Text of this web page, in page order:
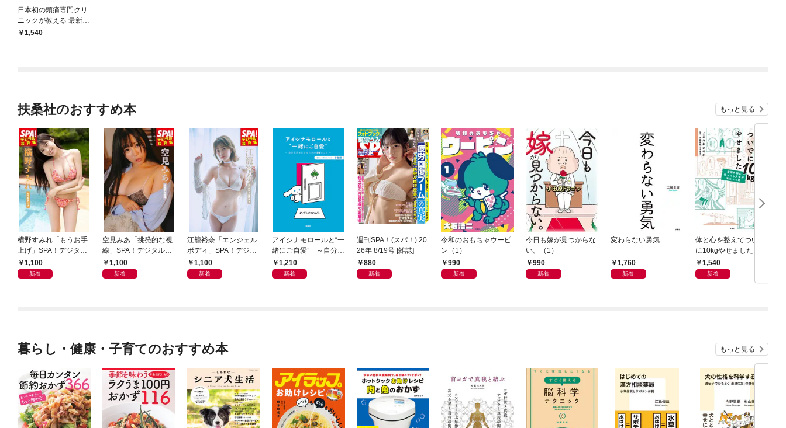
日本初の頭痛専門クリ
ニックが教える 最新
頭痛の治し方大全
1,540
扶桑社のおすすめ本 もっと見る
横野すみれ「もうお手
上げ」SPA！デジタル
写真集
1,100
新着
空見みあ「挑発的な視
線」SPA！デジタル写
真集1,100
新着
江籠裕奈「エンジェル
ボディ」SPA！デジタ
ル写真集
1,100
新着
アイシナモロールと“一
緒にご自愛” ～自分を
好きになるための56の
コツ～
1,210
新着
週刊SPA！(スパ！) 20
26年 8/19号 [雑誌]
880
新着
令和のおもちゃウーピ
ン（1）
990
新着
今日も嫁が見つからな
い。（1）
990
新着
変わらない勇気
1,760
新着
体と心を整えてついで
に10kgやせました 整
形外科に行ったら人生
が変わった話
1,540
新着
暮らし・健康・子育てのおすすめ本 もっと見る